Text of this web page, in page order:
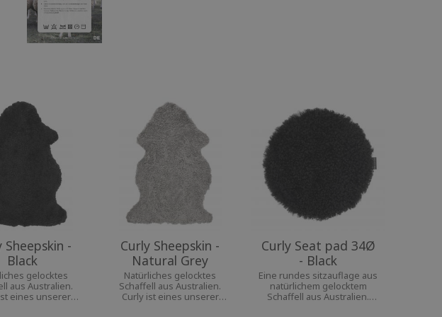
Sheepskin -
Black
gelocktes
aus Australien.
eines unserer
Curly Sheepskin -
Natural Grey
Natürliches gelocktes
Schaffell aus Australien.
Curly ist eines unserer
Curly Seat pad 34Ø
- Black
Eine rundes sitzauflage aus
natürlichem gelocktem
Schaffell aus Australien.